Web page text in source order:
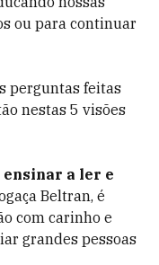
ou para continuar
perguntas feitas
nestas 5 visões
ensinar a ler e
Beltran, é
com carinho e
grandes pessoas